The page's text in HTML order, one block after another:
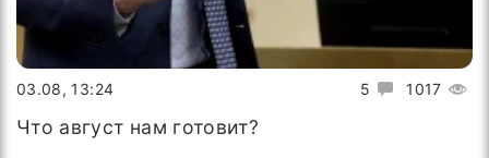
5 1017
03.08, 13:24
Что август нам готовит?